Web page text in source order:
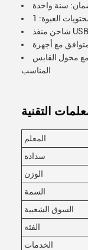
سنة واحدة
محول القابس
المناسب
المعلم
سدادة
الوزن
السمة
السوق الشعبية
الفئة
الخدمات